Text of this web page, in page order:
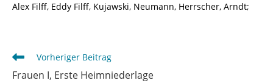
Alex Filff, Eddy Filff, Kujawski, Neumann, Herrscher, Arndt;
Weitere
Artikel
Vorheriger Beitrag
Frauen I, Erste Heimniederlage